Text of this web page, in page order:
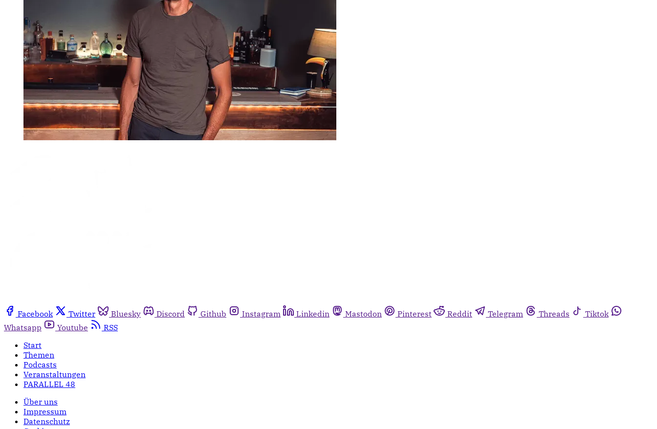
Facebook Twitter Bluesky Discord Github Instagram Linkedin Mastodon Pinterest Reddit Telegram Threads
Tiktok
Whatsapp
Youtube
RSS
Start
Themen
Podcasts
Veranstaltungen
PARALLEL 48
Über uns
Impressum
Datenschutz